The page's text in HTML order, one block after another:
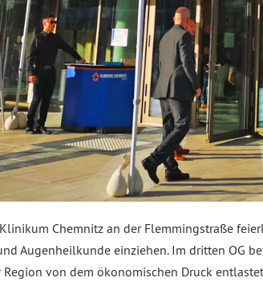
Chemnitz an der Flemmingstraße
Augenheilkunde einziehen. Im dritten OG
von dem ökonomischen Druck